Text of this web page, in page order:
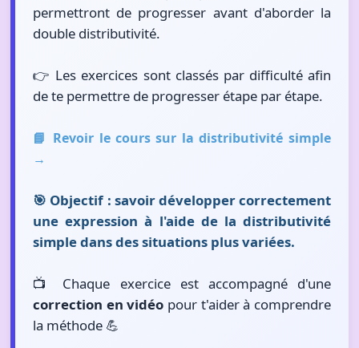
permettront de progresser avant d'aborder la
double distributivité.
👉 Les exercices sont classés par difficulté afin
de te permettre de progresser étape par étape.
📘 Revoir le cours sur la distributivité simple
→
🎯 Objectif : savoir développer correctement
une expression à l'aide de la distributivité
simple dans des situations plus variées.
📺 Chaque exercice est accompagné d'une
correction en vidéo pour t'aider à comprendre
la méthode 💪